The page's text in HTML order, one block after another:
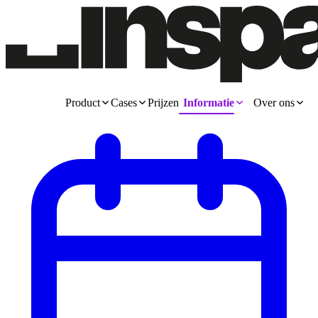
Product Cases Prijzen Informatie Over ons